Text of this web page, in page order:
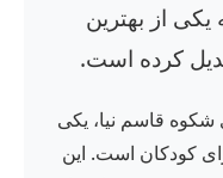
از بهترین
کرده است.
قاسم نیا، یکی
کودکان است. این